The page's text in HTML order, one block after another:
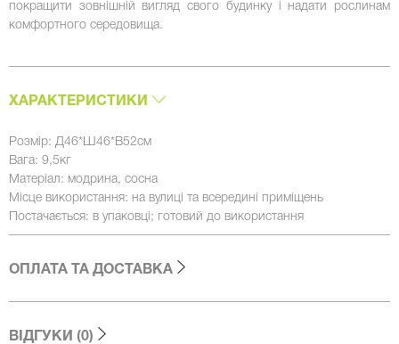
покращити зовнішній вигляд свого будинку і надати рослинам
комфортного середовища.
ХАРАКТЕРИСТИКИ
Розмір: Д46*Ш46*В52см
Вага: 9,5кг
Матеріал: модрина, сосна
Місце використання: на вулиці та всередині приміщень
Постачається: в упаковці; готовий до використання
ОПЛАТА ТА ДОСТАВКА
ВІДГУКИ (0)